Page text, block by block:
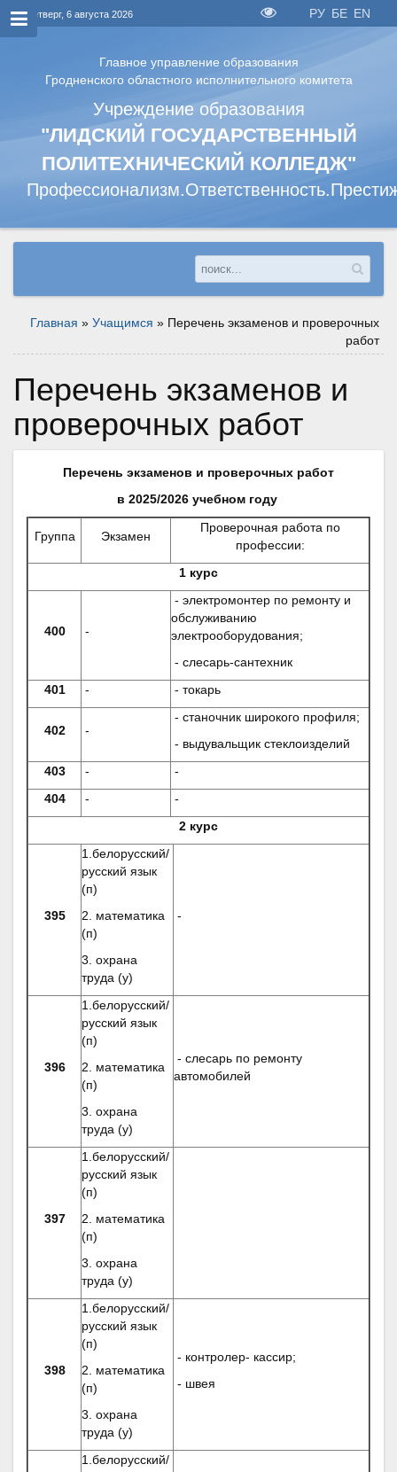
Четверг, 6 августа 2026 РУ БЕ EN
Главное управление образования
Гродненского областного исполнительного комитета
Учреждение образования
"ЛИДСКИЙ ГОСУДАРСТВЕННЫЙ
ПОЛИТЕХНИЧЕСКИЙ КОЛЛЕДЖ"
Главная » Учащимся » Перечень экзаменов и проверочных
работ
Перечень экзаменов и
проверочных работ
Перечень экзаменов и проверочных работ
в 2025/2026 учебном году
Группа Экзамен
Проверочная работа по
профессии:
1 курс
400 -
- электромонтер по ремонту и
обслуживанию
электрооборудования;
- слесарь-сантехник
401
- - токарь
402 -
- станочник широкого профиля;
- выдувальщик стеклоизделий
403
-
-
404
-
-
2 курс
395
1.белорусский/
русский язык
(п)
2. математика
(п)
3. охрана
труда (у)
-
396
1.белорусский/
русский язык
(п)
2. математика
(п)
3. охрана
труда (у)
- слесарь по ремонту
автомобилей
397
1.белорусский/
русский язык
(п)
2. математика
(п)
3. охрана
труда (у)
398
1.белорусский/
русский язык
(п)
2. математика
(п)
3. охрана
труда (у)
- контролер- кассир;
- швея
1.белорусский/